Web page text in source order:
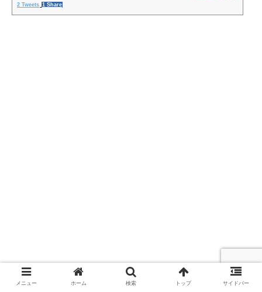
2 Tweets 1 Share
メニュー ホーム 検索 トップ サイドバー